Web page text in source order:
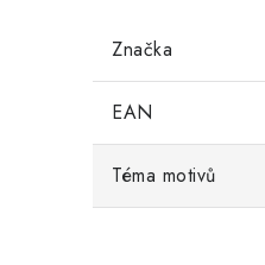
Značka
EAN
Téma motivů